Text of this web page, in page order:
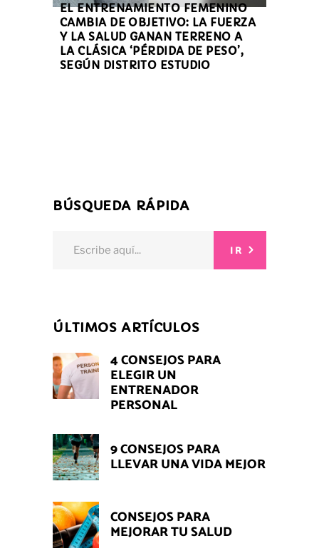
EL ENTRENAMIENTO FEMENINO
CAMBIA DE OBJETIVO: LA FUERZA
Y LA SALUD GANAN TERRENO A
LA CLÁSICA ‘PÉRDIDA DE PESO’,
SEGÚN DISTRITO ESTUDIO
BÚSQUEDA RÁPIDA
IR
ÚLTIMOS ARTÍCULOS
4 CONSEJOS PARA
ELEGIR UN
ENTRENADOR
PERSONAL
9 CONSEJOS PARA
LLEVAR UNA VIDA MEJOR
CONSEJOS PARA
MEJORAR TU SALUD